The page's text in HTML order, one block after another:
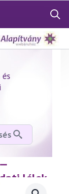
Search
for:
és
—
lélek